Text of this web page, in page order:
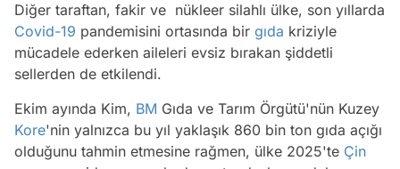
Diğer taraftan, fakir ve nükleer silahlı ülke, son yıllarda
Covid-19 pandemisini ortasında bir gıda kriziyle
mücadele ederken aileleri evsiz bırakan şiddetli
sellerden de etkilendi.
Ekim ayında Kim, BM Gıda ve Tarım Örgütü'nün Kuzey
Kore'nin yalnızca bu yıl yaklaşık 860 bin ton gıda açığı
olduğunu tahmin etmesine rağmen, ülke 2025'te Çin